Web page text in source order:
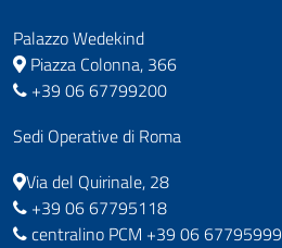
Palazzo Wedekind
Piazza Colonna, 366
+39 06 67799200
Sedi Operative di Roma
Via del Quirinale, 28
+39 06 67795118
centralino PCM +39 06 67795999